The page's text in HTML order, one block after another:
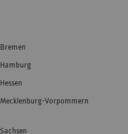
Bremen
Hamburg
Hessen
Mecklenburg-Vorpommern
Sachsen